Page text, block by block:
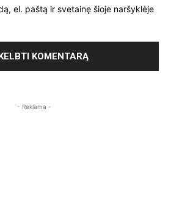
el. paštą ir svetainę šioje naršyklėje
- Reklama -